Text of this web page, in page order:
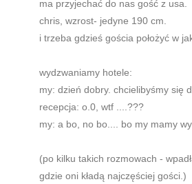
ma przyjechać do nas gość z usa.
chris, wzrost- jedyne 190 cm.
i trzeba gdzieś gościa położyć w
wydzwaniamy hotele:
my: dzień dobry. chcielibyśmy się
recepcja: o.0, wtf ....???
my: a bo, no bo.... bo my mamy
(po kilku takich rozmowach -
gdzie oni kładą najczęściej gości.)